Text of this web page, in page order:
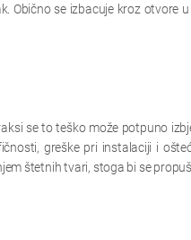
Obično se izbacuje kroz otvore
se to teško može potpuno
greške pri instalaciji i
štetnih tvari, stoga bi se